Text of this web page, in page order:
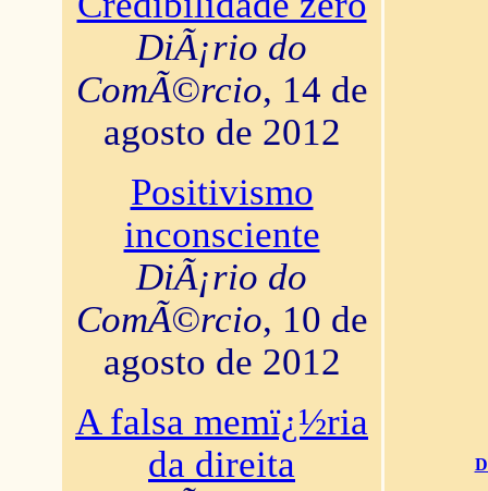
DiÃ¡rio do
ComÃ©rcio, 14 de
agosto de 2012
Positivismo
inconsciente
DiÃ¡rio do
ComÃ©rcio, 10 de
agosto de 2012
A falsa memï¿½ria
da direita